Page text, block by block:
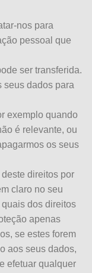
nos para
pessoal que
ser transferida.
seus dados para
exemplo quando
é relevante, ou
os seus
direitos por
claro no seu
dos direitos
apenas
se estes forem
aos seus dados,
efetuar qualquer